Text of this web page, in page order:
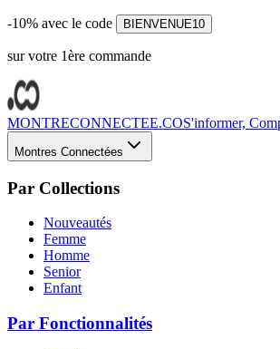
-10% avec le code BIENVENUE10
sur votre 1ère commande
MONTRECONNECTEE.COS'informer,
Montres Connectées
Par Collections
Nouveautés
Femme
Homme
Senior
Enfant
Par Fonctionnalités